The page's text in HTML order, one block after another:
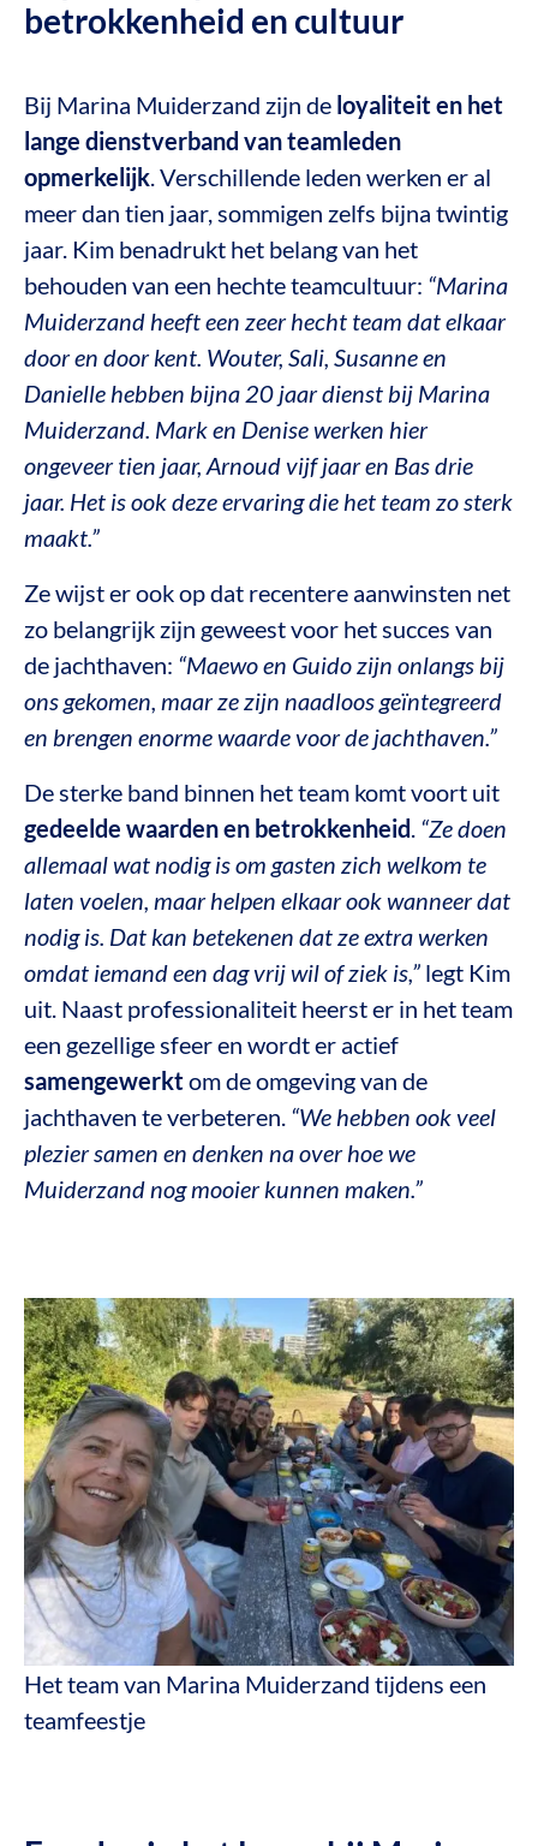
betrokkenheid en cultuur
Bij Marina Muiderzand zijn de loyaliteit en het
lange dienstverband van teamleden
opmerkelijk . Verschillende leden werken er al
meer dan tien jaar, sommigen zelfs bijna twintig
jaar. Kim benadrukt het belang van het
behouden van een hechte teamcultuur: “Marina
Muiderzand heeft een zeer hecht team dat elkaar
door en door kent. Wouter, Sali, Susanne en
Danielle hebben bijna 20 jaar dienst bij Marina
Muiderzand. Mark en Denise werken hier
ongeveer tien jaar, Arnoud vijf jaar en Bas drie
jaar. Het is ook deze ervaring die het team zo sterk
maakt.”
Ze wijst er ook op dat recentere aanwinsten net
zo belangrijk zijn geweest voor het succes van
de jachthaven: “Maewo en Guido zijn onlangs bij
ons gekomen, maar ze zijn naadloos geïntegreerd
en brengen enorme waarde voor de jachthaven.”
De sterke band binnen het team komt voort uit
gedeelde waarden en betrokkenheid “Ze doen
allemaal wat nodig is om gasten zich welkom te
laten voelen, maar helpen elkaar ook wanneer dat
nodig is. Dat kan betekenen dat ze extra werken
omdat iemand een dag vrij wil of ziek is,” legt Kim
uit. Naast professionaliteit heerst er in het team
een gezellige sfeer en wordt er actief
samengewerktom de omgeving van de
jachthaven te verbeteren. “We hebben ook veel
plezier samen en denken na over hoe we
Muiderzand nog mooier kunnen maken.”
Het team van Marina Muiderzand tijdens een
teamfeestje